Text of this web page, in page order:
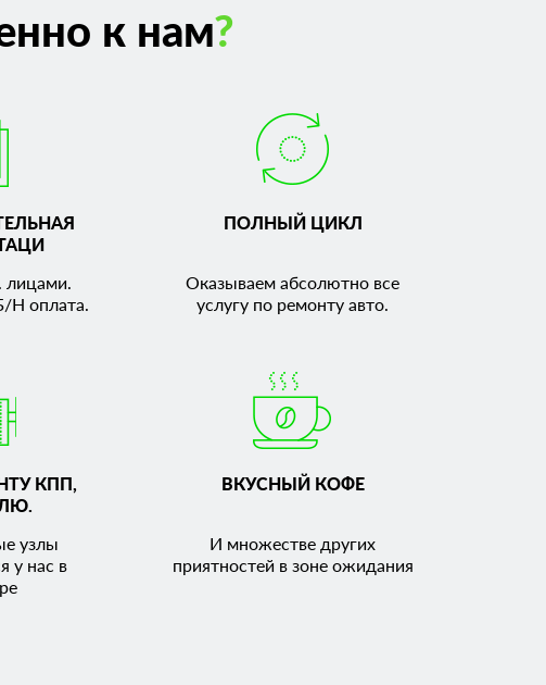
к нам?
лицами.
Н оплата.
ПОЛНЫЙ ЦИКЛ
Оказываем абсолютно все
услугу по ремонту авто.
КПП,
узлы
у нас в
ВКУСНЫЙ КОФЕ
И множестве других
приятностей в зоне ожидания